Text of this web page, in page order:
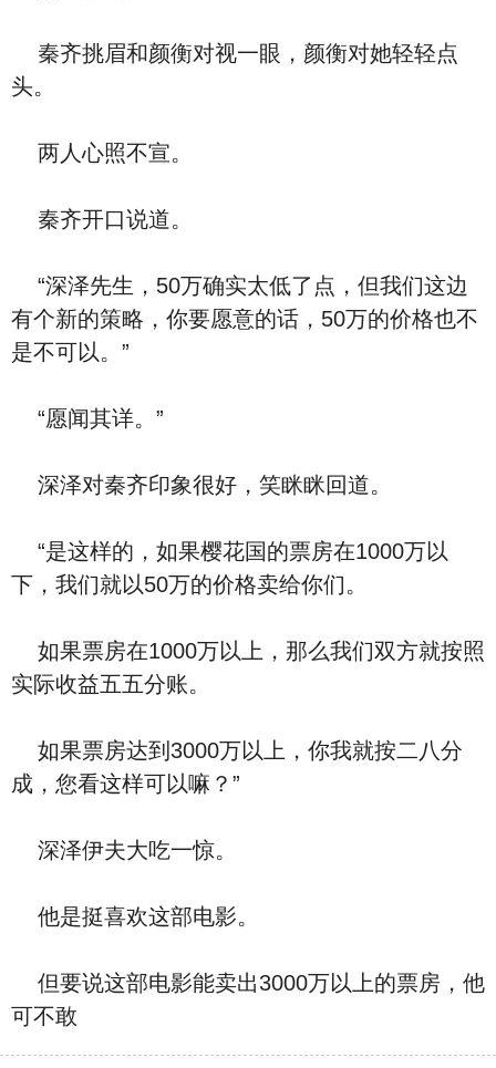
秦齐挑眉和颜衡对视一眼，颜衡对她轻轻点
头。
两人心照不宣。
秦齐开口说道。
“深泽先生，50万确实太低了点，但我们这边
有个新的策略，你要愿意的话，50万的价格也不
是不可以。”
“愿闻其详。”
深泽对秦齐印象很好，笑眯眯回道。
“是这样的，如果樱花国的票房在1000万以
下，我们就以50万的价格卖给你们。
如果票房在1000万以上，那么我们双方就按照
实际收益五五分账。
如果票房达到3000万以上，你我就按二八分
成，您看这样可以嘛？”
深泽伊夫大吃一惊。
他是挺喜欢这部电影。
但要说这部电影能卖出3000万以上的票房，他
可不敢